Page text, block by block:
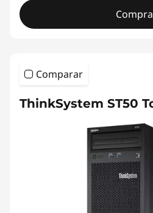
Comparar
ThinkSystem ST50